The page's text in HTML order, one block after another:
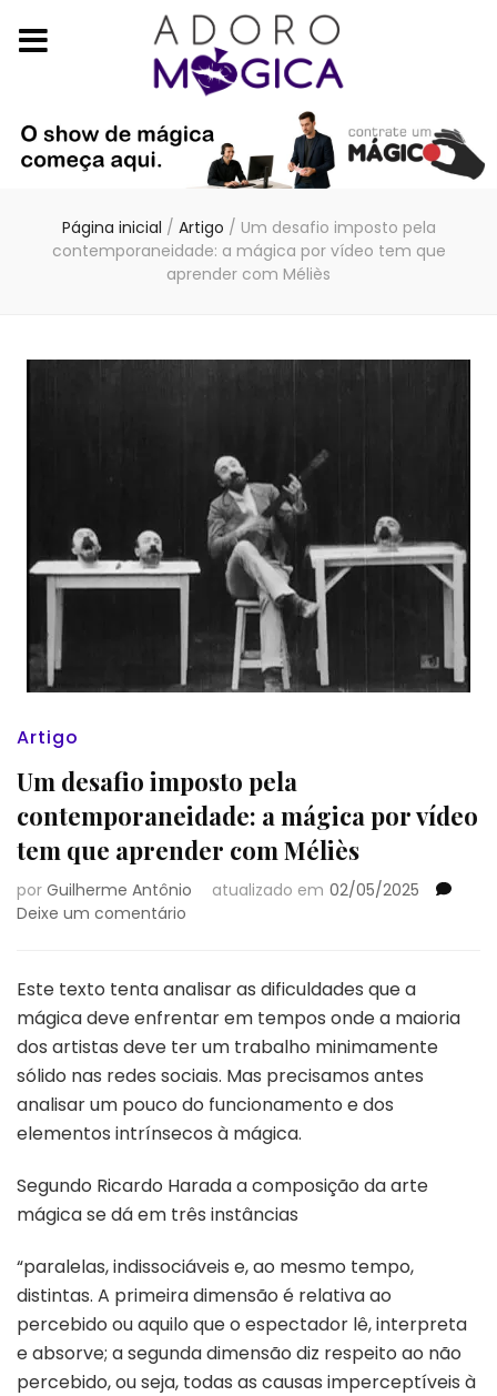
Página inicial / Artigo / Um desafio imposto pela
contemporaneidade: a mágica por vídeo tem que
aprender com Méliès
Artigo
Um desafio imposto pela
contemporaneidade: a mágica por vídeo
tem que aprender com Méliès
por Guilherme Antônio atualizado em 02/05/2025
Deixe um comentário
imposto
contemporaneidade:
a
mágica
por
vídeo
tem
aprender
com
Este texto tenta analisar as dificuldades que a
mágica deve enfrentar em tempos onde a maioria
dos artistas deve ter um trabalho minimamente
sólido nas redes sociais. Mas precisamos antes
analisar um pouco do funcionamento e dos
elementos intrínsecos à mágica.
Segundo Ricardo Harada a composição da arte
mágica se dá em três instâncias
“paralelas, indissociáveis e, ao mesmo tempo,
distintas. A primeira dimensão é relativa ao
percebido ou aquilo que o espectador lê, interpreta
e absorve; a segunda dimensão diz respeito ao não
percebido, ou seja, todas as causas imperceptíveis à